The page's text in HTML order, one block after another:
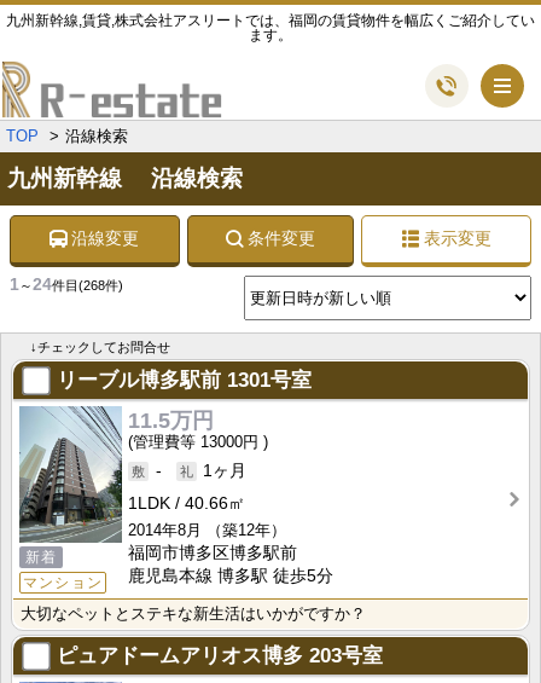
九州新幹線,賃貸,株式会社アスリートでは、福岡の賃貸物件を幅広くご紹介してい
ます。
TOP 沿線検索
九州新幹線 沿線検索
沿線変更 条件変更 表示変更
1～24件目 (268件)
↓チェックしてお問合せ
リーブル博多駅前 1301号室
新着
マンション
11.5万円
13000円
-
1ヶ月
1LDK
40.66㎡
2014年8月
（築12年）
福岡市博多区博多駅前
鹿児島本線 博多駅 徒歩5分
大切なペットとステキな新生活はいかがですか？
ピュアドームアリオス博多 203号室